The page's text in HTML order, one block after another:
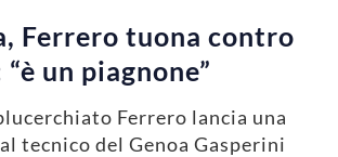
Ferrero tuona contro
un piagnone”
Ferrero lancia una
tecnico del Genoa Gasperini